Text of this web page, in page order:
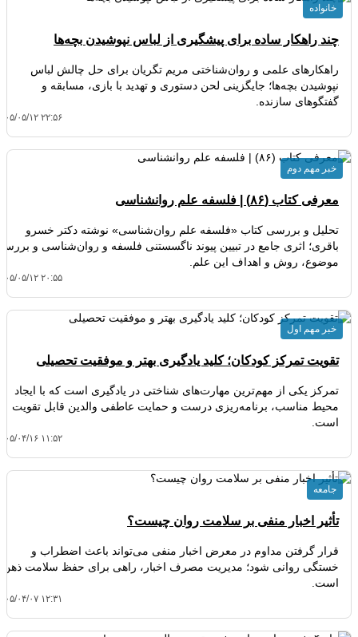
چند راهکار ساده برای پیشگیری از لباس نپوشیدن بچه‌ها
راهکارهای علمی و روان‌شناختی مریم تگریان برای حل چالش لباس
نپوشیدن بچه‌ها؛ جایگزینی لحن دستوری و تهدید با بازی، مسابقه و
گفتگوهای سازنده.
۱۴۰۵/۰۵/۱۲
خانواده
معرفی کتاب (۸۶) | فلسفه علم روانشناسی
تحلیل و بررسی کتاب «فلسفه علم روان‌شناسی» نوشته دکتر خسرو
باقری؛ اثری جامع در تبیین پیوند ناگسستنی فلسفه و روان‌شناسی و
موضوع، روش و اهداف این علم.
۱۴۰۵/۰۵/۱۲
خبر مهم دوم
تقویت تمرکز کودکان؛ کلید یادگیری بهتر و موفقیت تحصیلی
تمرکز یکی از مهم‌ترین مهارت‌های شناختی در یادگیری است که با ایجاد
محیط مناسب، برنامه‌ریزی درست و حمایت عاطفی والدین قابل تقویت
است.
۱۴۰۵/۰۴/۱۶
خبر مهم اول
تأثیر اخبار منفی بر سلامت روان چیست؟
قرار گرفتن مداوم در معرض اخبار منفی می‌تواند باعث اضطراب و
خستگی روانی شود؛ مدیریت مصرف اخبار، راهی برای حفظ سلامت ذهن
است.
۱۴۰۵/۰۴/۰۷
جامعه